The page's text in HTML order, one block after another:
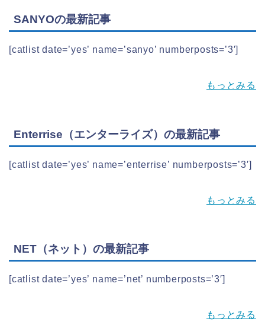
SANYOの最新記事
[catlist date=’yes’ name=’sanyo’ numberposts=’3′]
もっとみる
Enterrise（エンターライズ）の最新記事
[catlist date=’yes’ name=’enterrise’ numberposts=’3′]
もっとみる
NET（ネット）の最新記事
[catlist date=’yes’ name=’net’ numberposts=’3′]
もっとみる